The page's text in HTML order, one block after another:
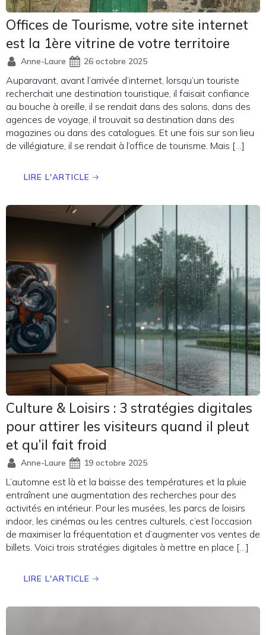
Offices de Tourisme, votre site internet
est la 1ère vitrine de votre territoire
Anne-Laure 26 octobre 2025
Auparavant, avant l’arrivée d’internet, lorsqu’un touriste
recherchait une destination touristique, il faisait confiance
au bouche à oreille, il se rendait dans des salons, dans des
agences de voyage, il trouvait sa destination dans des
magazines ou dans des catalogues. Et une fois sur son lieu
de villégiature, il se rendait à l’office de tourisme. Mais […]
LIRE L'ARTICLE
Culture & Loisirs : 3 stratégies digitales
pour attirer les visiteurs quand il pleut
et qu’il fait froid
Anne-Laure 19 octobre 2025
L’automne est là et la baisse des températures et la pluie
entraînent une augmentation des recherches pour des
activités en intérieur. Pour les musées, les parcs de loisirs
indoor, les cinémas ou les centres culturels, c’est l’occasion
de maximiser la fréquentation et d’augmenter vos ventes de
billets. Voici trois stratégies digitales à mettre en place […]
LIRE L'ARTICLE